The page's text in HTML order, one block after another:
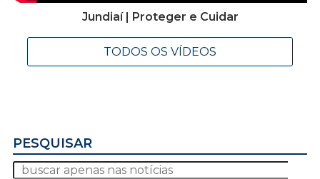
Jundiaí | Proteger e Cuidar
TODOS OS VÍDEOS
PESQUISAR